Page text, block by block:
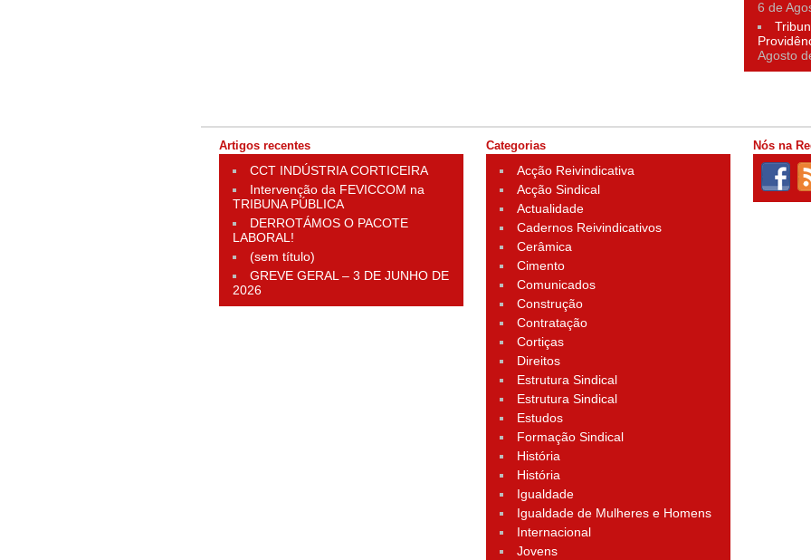
6 de
Agosto
Artigos recentes
CCT INDÚSTRIA CORTICEIRA
Intervenção da FEVICCOM na
TRIBUNA PÚBLICA
DERROTÁMOS O PACOTE
LABORAL!
(sem título)
GREVE GERAL – 3 DE JUNHO DE
2026
Nós na
Categorias
Acção Reivindicativa
Acção Sindical
Actualidade
Cadernos Reivindicativos
Cerâmica
Cimento
Comunicados
Construção
Contratação
Cortiças
Direitos
Estrutura Sindical
Estrutura Sindical
Estudos
Formação Sindical
História
História
Igualdade
Igualdade de Mulheres e Homens
Internacional
Jovens